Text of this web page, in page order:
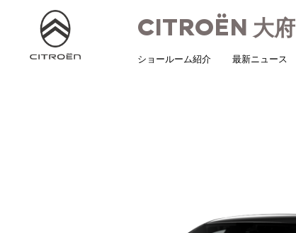
CITROËN 大府
ショールーム紹介 最新ニュース